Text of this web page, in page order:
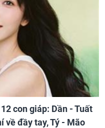
con giáp: Dần - Tuất
về đầy tay, Tý - Mão